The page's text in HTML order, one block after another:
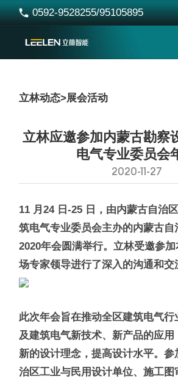
 0592-9528255/95105895
立林动态>展会活动
立林应邀参加内蒙古勘察
电气专业委员会
2020-11-27
11 月24 日-25 日，由内蒙古自治
筑电气专业委员会主办的内蒙古自
2020年会圆满举行。立林受邀参
场专家领导进行了深入的沟通和交
此次年会旨在推动全区建筑电气行
及建筑电气新技术、新产品的应
新的设计理念，提高设计水平。参
治区工业与民用设计单位、施工图